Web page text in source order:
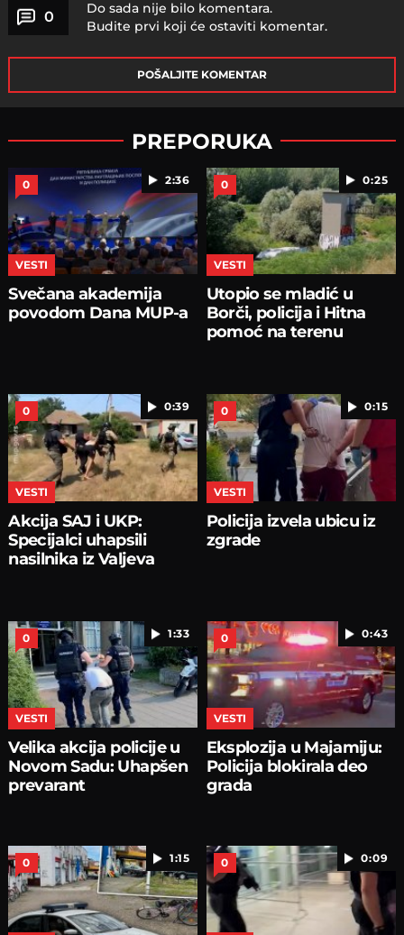
0
Do sada nije bilo komentara.
Budite prvi koji će ostaviti komentar.
POŠALJITE KOMENTAR
PREPORUKA
2:36
0
VESTI
Svečana akademija
povodom Dana MUP-a
0:25
0
VESTI
Utopio se mladić u
Borči, policija i Hitna
pomoć na terenu
0:39
0
VESTI
Akcija SAJ i UKP:
Specijalci uhapsili
nasilnika iz Valjeva
0:15
0
VESTI
Policija izvela ubicu iz
zgrade
1:33
0
VESTI
Velika akcija policije u
Novom Sadu: Uhapšen
prevarant
0:43
0
VESTI
Eksplozija u Majamiju:
Policija blokirala deo
grada
1:15
0 0:09
0